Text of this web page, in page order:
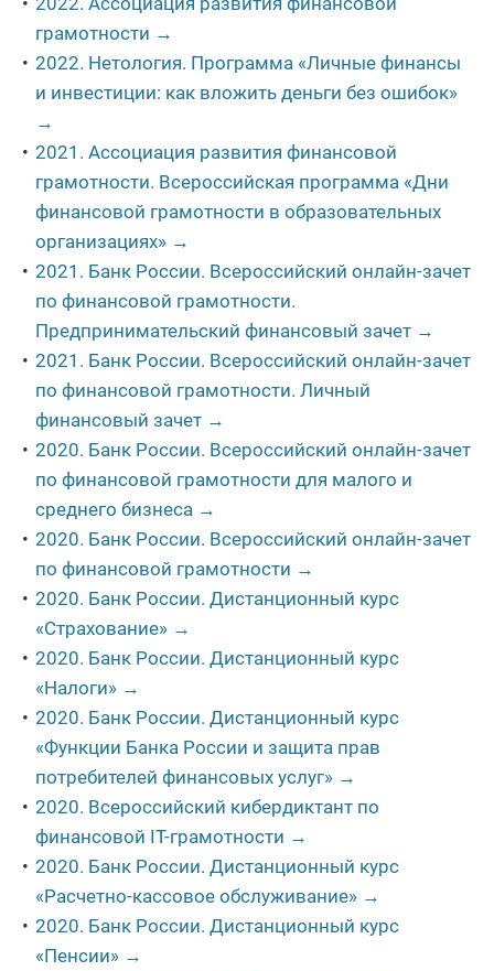
грамотности →
2022. Нетология. Программа «Личные финансы
и инвестиции: как вложить деньги без ошибок»
→
2021. Ассоциация развития финансовой
грамотности. Всероссийская программа «Дни
финансовой грамотности в образовательных
организациях» →
2021. Банк России. Всероссийский онлайн-зачет
по финансовой грамотности.
Предпринимательский финансовый зачет →
2021. Банк России. Всероссийский онлайн-зачет
по финансовой грамотности. Личный
финансовый зачет →
2020. Банк России. Всероссийский онлайн-зачет
по финансовой грамотности для малого и
среднего бизнеса →
2020. Банк России. Всероссийский онлайн-зачет
по финансовой грамотности →
2020. Банк России. Дистанционный курс
«Страхование» →
2020. Банк России. Дистанционный курс
«Налоги» →
2020. Банк России. Дистанционный курс
«Функции Банка России и защита прав
потребителей финансовых услуг» →
2020. Всероссийский кибердиктант по
финансовой IT-грамотности →
2020. Банк России. Дистанционный курс
«Расчетно-кассовое обслуживание» →
2020. Банк России. Дистанционный курс
«Пенсии» →